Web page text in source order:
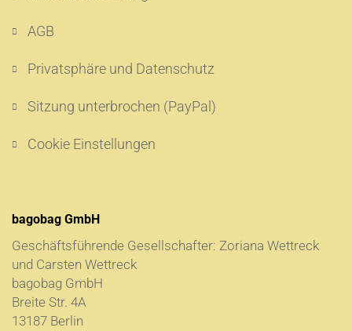
AGB
Privatsphäre und Datenschutz
Sitzung unterbrochen (PayPal)
Cookie Einstellungen
bagobag GmbH
Geschäftsführende Gesellschafter: Zoriana Wettreck
und Carsten Wettreck
bagobag GmbH
Breite Str. 4A
13187 Berlin